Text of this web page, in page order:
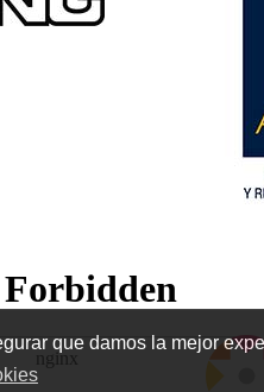
que damos la mejor